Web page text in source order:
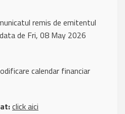
remis de emitentul
de Fri, 08 May 2026
calendar financiar
click aici